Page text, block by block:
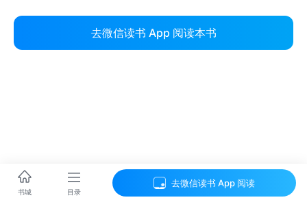
去微信读书 App 阅读本书
书城 目录
去微信读书 App 阅读